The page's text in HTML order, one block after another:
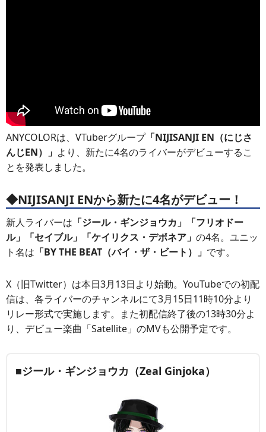
ANYCOLORは、VTuberグループ「NIJISANJI EN（にじさ
んじEN）」 より、新たに4名のライバーがデビューするこ
とを発表しました。
◆NIJISANJI ENから新たに4名がデビュー！
新人ライバーは 「ジール・ギンジョウカ」「フリオドー
ル」「セイブル」「ケイリクス・デボネア」 の4名。ユニッ
ト名は 「BY THE BEAT（バイ・ザ・ビート）」 です。
X（旧Twitter）は本日3月13日より始動。YouTubeでの初配
信は、各ライバーのチャンネルにて3月15日11時10分より
リレー形式で実施します。また初配信終了後の13時30分よ
り、デビュー楽曲「Satellite」のMVも公開予定です。
■ジール・ギンジョウカ（Zeal Ginjoka）